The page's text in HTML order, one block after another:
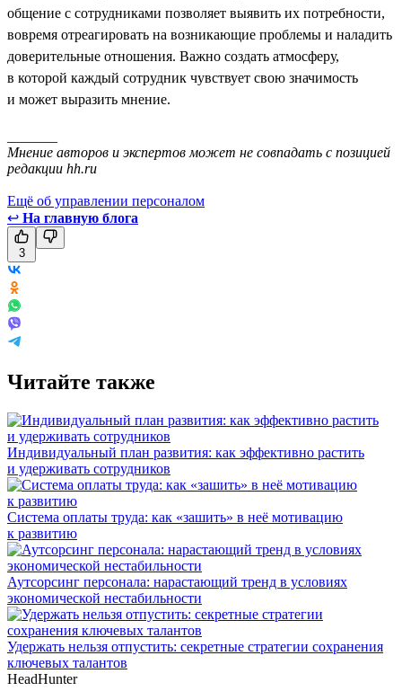
общение с сотрудниками позволяет выявить их потребности,
вовремя отреагировать на возникающие проблемы и наладить
доверительные отношения. Важно создать атмосферу,
в которой каждый сотрудник чувствует свою значимость
и может выразить мнение.
Мнение авторов и экспертов может не совпадать с позицией
редакции hh.ru
Ещё об управлении персоналом
↩ На главную блога
3
Читайте также
Индивидуальный план развития: как эффективно растить
и удерживать сотрудников
Система оплаты труда: как «зашить» в неё мотивацию
к развитию
Аутсорсинг персонала: нарастающий тренд в условиях
экономической нестабильности
Удержать нельзя отпустить: секретные стратегии сохранения
ключевых талантов
HeadHunter